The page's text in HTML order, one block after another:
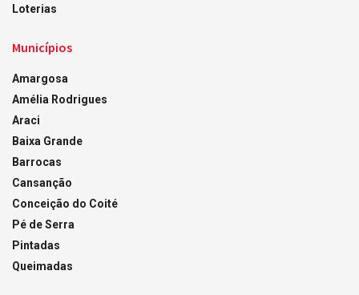
Loterias
Municípios
Amargosa
Amélia Rodrigues
Araci
Baixa Grande
Barrocas
Cansanção
Conceição do Coité
Pé de Serra
Pintadas
Queimadas